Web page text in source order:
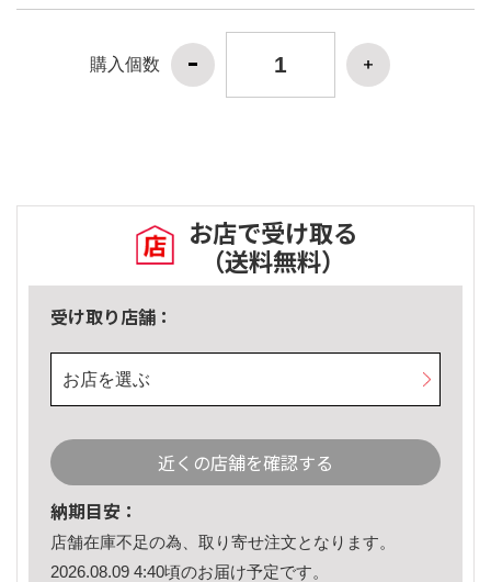
購入個数
お店で受け取る
（送料無料）
受け取り店舗：
お店を選ぶ
近くの店舗を確認する
納期目安：
店舗在庫不足の為、取り寄せ注文となります。
2026.08.09 4:40頃のお届け予定です。